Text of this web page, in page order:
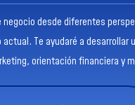
negocio desde diferentes
Te ayudaré a
orientación financiera y